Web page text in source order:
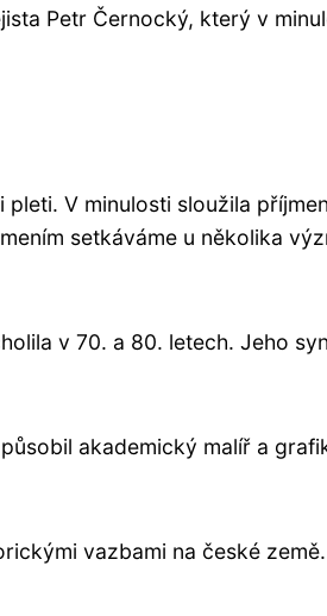
Petr Černocký, který v
V minulosti sloužila
setkáváme u několika
v 70. a 80. letech. Jeho
akademický malíř a
vazbami na české